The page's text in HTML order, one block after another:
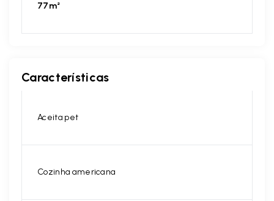
77m²
Características
Aceita pet
Cozinha americana